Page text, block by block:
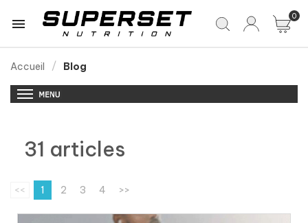
 0
Accueil Blog
31 articles
<< 1 2 3 4 >>